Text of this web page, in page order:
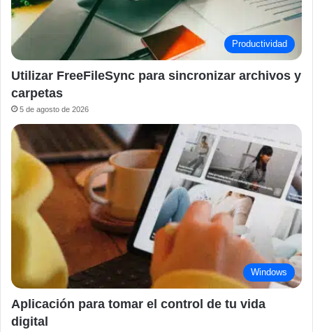
Productividad
Utilizar FreeFileSync para sincronizar archivos y
carpetas
5 de agosto de 2026
Windows
Aplicación para tomar el control de tu vida
digital